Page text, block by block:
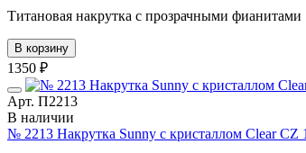
Титановая накрутка с прозрачными
В корзину
1350 ₽
Арт. П2213
В наличии
№ 2213 Накрутка Sunny с кристаллом Clear